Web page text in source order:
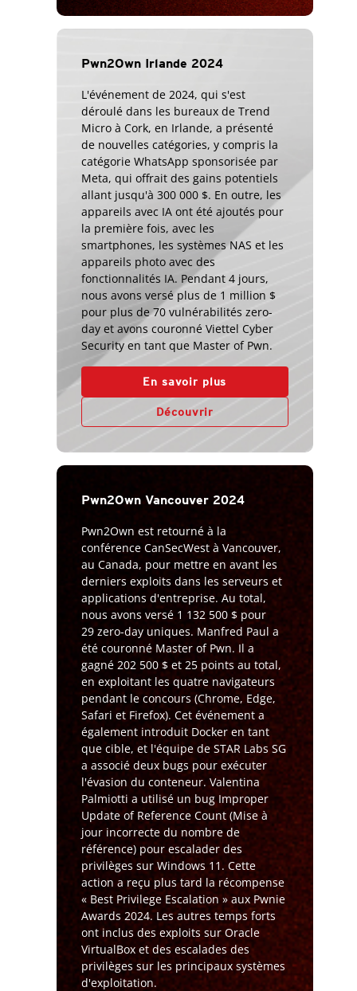
Pwn2Own Irlande 2024
L'événement de 2024, qui s'est
déroulé dans les bureaux de Trend
Micro à Cork, en Irlande, a présenté
de nouvelles catégories, y compris la
catégorie WhatsApp sponsorisée par
Meta, qui offrait des gains potentiels
allant jusqu'à 300 000 $. En outre, les
appareils avec IA ont été ajoutés pour
la première fois, avec les
smartphones, les systèmes NAS et les
appareils photo avec des
fonctionnalités IA. Pendant 4 jours,
nous avons versé plus de 1 million $
pour plus de 70 vulnérabilités zero-
day et avons couronné Viettel Cyber
Security en tant que Master of Pwn.
En savoir plus
Découvrir
Pwn2Own Vancouver 2024
Pwn2Own est retourné à la
conférence CanSecWest à Vancouver,
au Canada, pour mettre en avant les
derniers exploits dans les serveurs et
applications d'entreprise. Au total,
nous avons versé 1 132 500 $ pour
29 zero-day uniques. Manfred Paul a
été couronné Master of Pwn. Il a
gagné 202 500 $ et 25 points au total,
en exploitant les quatre navigateurs
pendant le concours (Chrome, Edge,
Safari et Firefox). Cet événement a
également introduit Docker en tant
que cible, et l'équipe de STAR Labs SG
a associé deux bugs pour exécuter
l'évasion du conteneur. Valentina
Palmiotti a utilisé un bug Improper
Update of Reference Count (Mise à
jour incorrecte du nombre de
référence) pour escalader des
privilèges sur Windows 11. Cette
action a reçu plus tard la récompense
« Best Privilege Escalation » aux Pwnie
Awards 2024. Les autres temps forts
ont inclus des exploits sur Oracle
VirtualBox et des escalades des
privilèges sur les principaux systèmes
d'exploitation.